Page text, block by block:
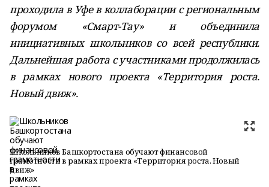
проходила в Уфе в коллаборации с региональным
форумом «Смарт-Тау» и объединила
инициативных школьников со всей республики.
Дальнейшая работа с участниками продолжилась
в рамках нового проекта «Территория роста.
Новый движ».
Школьников Башкортостана обучают финансовой
грамотности в рамках проекта «Территория роста. Новый
движ»